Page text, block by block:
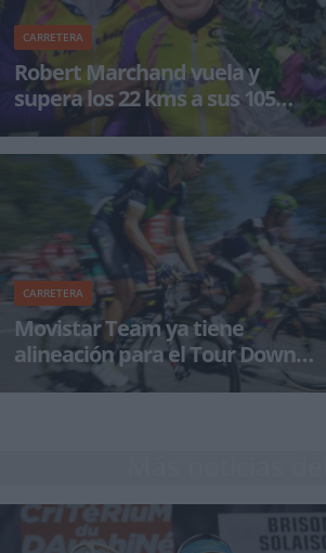
CARRETERA
Robert Marchand vuela y
supera los 22 kms a sus 105
Robert Marchand volvió a demostrar ayer que
si hay voluntad las personas no tenemos
límites. A sus 105 a&n
CARRETERA
Movistar Team ya tiene
alineación para el Tour Down
Under
El Tour Down Under (15-22 enero) abre la 38ª